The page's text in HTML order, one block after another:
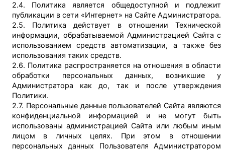
2.4. Политика является общедоступной и подлежит
публикации в сети «Интернет» на Сайте Администратора.
2.5. Политика действует в отношении Технической
информации, обрабатываемой Администрацией Сайта с
использованием средств автоматизации, а также без
использования таких средств.
2.6. Политика распространяется на отношения в области
обработки персональных данных, возникшие у
Администратора как до, так и после утверждения
Политики.
2.7. Персональные данные пользователей Сайта являются
конфиденциальной информацией и не могут быть
использованы администрацией Сайта или любым иным
лицом в личных целях. При этом в отношении
персональных данных Пользователя Администратором